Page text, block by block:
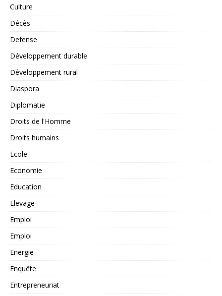
Culture
Décès
Defense
Développement durable
Développement rural
Diaspora
Diplomatie
Droits de l'Homme
Droits humains
Ecole
Economie
Education
Elevage
Emploi
Emploi
Energie
Enquête
Entrepreneuriat